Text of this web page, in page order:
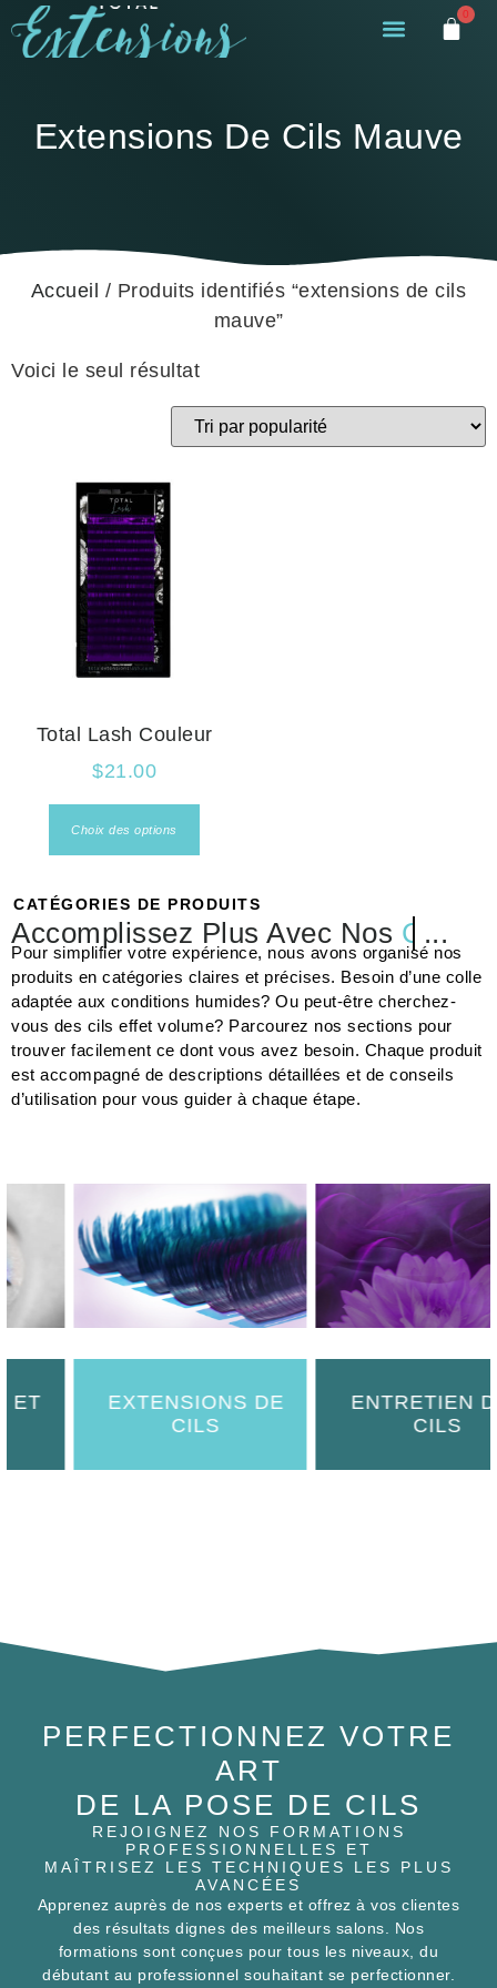
0
Extensions De Cils Mauve
Accueil / Produits identifiés “extensions de cils
mauve”
Voici le seul résultat
Total Lash Couleur
$21.00
Choix des options
CATÉGORIES DE PRODUITS
Accomplissez Plus Avec Nos ...
Pour simplifier votre expérience, nous avons organisé nos
produits en catégories claires et précises. Besoin d’une colle
adaptée aux conditions humides? Ou peut-être cherchez-
vous des cils effet volume? Parcourez nos sections pour
trouver facilement ce dont vous avez besoin. Chaque produit
est accompagné de descriptions détaillées et de conseils
d’utilisation pour vous guider à chaque étape.
EXTENSIONS DE
ENTRETIEN DES
PERFECTIONNEZ VOTRE
ART
DE LA POSE DE CILS
REJOIGNEZ NOS FORMATIONS
PROFESSIONNELLES ET
MAÎTRISEZ LES TECHNIQUES LES PLUS
AVANCÉES
Apprenez auprès de nos experts et offrez à vos clientes
des résultats dignes des meilleurs salons. Nos
formations sont conçues pour tous les niveaux, du
débutant au professionnel souhaitant se perfectionner.